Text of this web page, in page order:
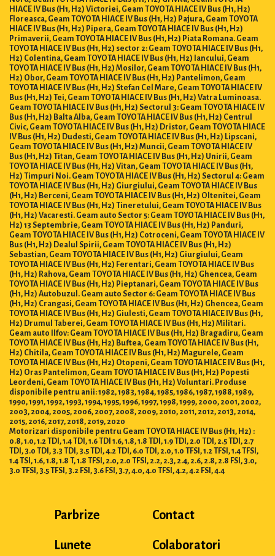
HIACE IV Bus (H1, H2) Victoriei, Geam TOYOTA HIACE IV Bus (H1, H2)
Floreasca, Geam TOYOTA HIACE IV Bus (H1, H2) Pajura, Geam TOYOTA
HIACE IV Bus (H1, H2) Pipera, Geam TOYOTA HIACE IV Bus (H1, H2)
Primaverii, Geam TOYOTA HIACE IV Bus (H1, H2) Piata Romana. Geam
TOYOTA HIACE IV Bus (H1, H2) sector 2: Geam TOYOTA HIACE IV Bus (H1,
H2) Colentina, Geam TOYOTA HIACE IV Bus (H1, H2) Iancului, Geam
TOYOTA HIACE IV Bus (H1, H2) Mosilor, Geam TOYOTA HIACE IV Bus (H1,
H2) Obor, Geam TOYOTA HIACE IV Bus (H1, H2) Pantelimon, Geam
TOYOTA HIACE IV Bus (H1, H2) Stefan Cel Mare, Geam TOYOTA HIACE IV
Bus (H1, H2) Tei, Geam TOYOTA HIACE IV Bus (H1, H2) Vatra Luminoasa.
Geam TOYOTA HIACE IV Bus (H1, H2) Sectorul 3: Geam TOYOTA HIACE IV
Bus (H1, H2) Balta Alba, Geam TOYOTA HIACE IV Bus (H1, H2) Centrul
Civic, Geam TOYOTA HIACE IV Bus (H1, H2) Dristor, Geam TOYOTA HIACE
IV Bus (H1, H2) Dudesti, Geam TOYOTA HIACE IV Bus (H1, H2) Lipscani,
Geam TOYOTA HIACE IV Bus (H1, H2) Muncii, Geam TOYOTA HIACE IV
Bus (H1, H2) Titan, Geam TOYOTA HIACE IV Bus (H1, H2) Unirii, Geam
TOYOTA HIACE IV Bus (H1, H2) Vitan, Geam TOYOTA HIACE IV Bus (H1,
H2) Timpuri Noi. Geam TOYOTA HIACE IV Bus (H1, H2) Sectorul 4: Geam
TOYOTA HIACE IV Bus (H1, H2) Giurgiului, Geam TOYOTA HIACE IV Bus
(H1, H2) Berceni, Geam TOYOTA HIACE IV Bus (H1, H2) Oltenitei, Geam
TOYOTA HIACE IV Bus (H1, H2) Tineretului, Geam TOYOTA HIACE IV Bus
(H1, H2) Vacaresti. Geam auto Sector 5: Geam TOYOTA HIACE IV Bus (H1,
H2) 13 Septembrie, Geam TOYOTA HIACE IV Bus (H1, H2) Panduri,
Geam TOYOTA HIACE IV Bus (H1, H2) Cotroceni, Geam TOYOTA HIACE IV
Bus (H1, H2) Dealul Spirii, Geam TOYOTA HIACE IV Bus (H1, H2)
Sebastian, Geam TOYOTA HIACE IV Bus (H1, H2) Giurgiului, Geam
TOYOTA HIACE IV Bus (H1, H2) Ferentari, Geam TOYOTA HIACE IV Bus
(H1, H2) Rahova, Geam TOYOTA HIACE IV Bus (H1, H2) Ghencea, Geam
TOYOTA HIACE IV Bus (H1, H2) Pieptanari, Geam TOYOTA HIACE IV Bus
(H1, H2) Autobuzul. Geam auto Sector 6: Geam TOYOTA HIACE IV Bus
(H1, H2) Crangasi, Geam TOYOTA HIACE IV Bus (H1, H2) Ghencea, Geam
TOYOTA HIACE IV Bus (H1, H2) Giulesti, Geam TOYOTA HIACE IV Bus (H1,
H2) Drumul Taberei, Geam TOYOTA HIACE IV Bus (H1, H2) Militari.
Geam auto Ilfov: Geam TOYOTA HIACE IV Bus (H1, H2) Bragadiru, Geam
TOYOTA HIACE IV Bus (H1, H2) Buftea, Geam TOYOTA HIACE IV Bus (H1,
H2) Chitila, Geam TOYOTA HIACE IV Bus (H1, H2) Magurele, Geam
TOYOTA HIACE IV Bus (H1, H2) Otopeni, Geam TOYOTA HIACE IV Bus (H1,
H2) Oras Pantelimon, Geam TOYOTA HIACE IV Bus (H1, H2) Popesti
Leordeni, Geam TOYOTA HIACE IV Bus (H1, H2) Voluntari. Produse
disponibile pentru anii: 1982, 1983, 1984, 1985, 1986, 1987, 1988, 1989,
1990, 1991, 1992, 1993, 1994, 1995, 1996, 1997, 1998, 1999, 2000, 2001, 2002,
2003, 2004, 2005, 2006, 2007, 2008, 2009, 2010, 2011, 2012, 2013, 2014,
2015, 2016, 2017, 2018, 2019, 2020
Motorizari disponibile pentru Geam TOYOTA HIACE IV Bus (H1, H2) :
0.8, 1.0, 1.2 TDI, 1.4 TDI, 1.6 TDI 1.6, 1.8, 1.8 TDI, 1.9 TDI, 2.0 TDI, 2.5 TDI, 2.7
TDI, 3.0 TDI, 3.3 TDI, 3.5 TDI, 4.2 TDI, 6.0 TDI, 2.0, 1.0 TFSI, 1.2 TFSI, 1.4 TFSI,
1.4 TSI, 1.6, 1.8, 1.8 T, 1.8 TFSI, 2.0, 2.0 TFSI, 2.2, 2.3, 2.4, 2.6, 2.8, 2.8 FSI, 3.0,
3.0 TFSI, 3.5 TFSI, 3.2 FSI, 3.6 FSI, 3.7, 4.0, 4.0 TFSI, 4.2, 4.2 FSI, 4.4
Parbrize
Lunete
Contact
Colaboratori